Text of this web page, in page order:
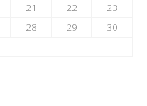
21 22
23
28 29
30